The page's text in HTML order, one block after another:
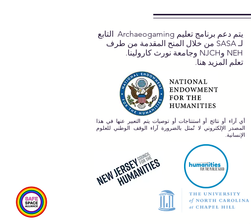
يتم دعم برنامج تعليم Archaeogaming التابع
لـ SASA من خلال المنح المقدمة من طرف
NEH وNJCH وجامعة نورث كارولينا.
تعلم المزيد هنا.
أي آراء أو نتائج أو استنتاجات أو توصيات يتم التعبير عنها في هذا
المصدر الإلكتروني لا تُمثل بالضرورة آراء الوقف الوطني للعلوم
الإنسانية.